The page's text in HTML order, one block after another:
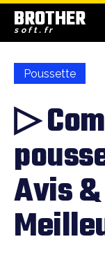
BROTHER
soft.fr
Poussette
▷
Avis